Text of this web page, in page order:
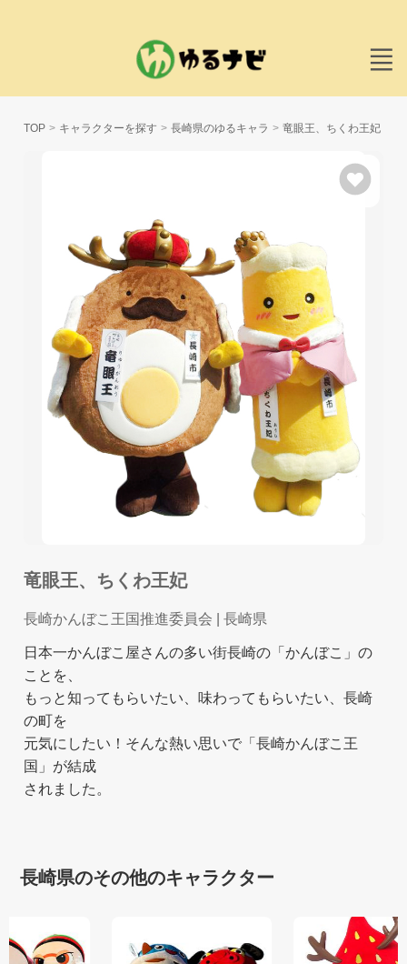
TOP キャラクターを探す 長崎県のゆるキャラ 竜眼王、ちくわ王妃
竜眼王、ちくわ王妃
長崎かんぼこ王国推進委員会 | 長崎県
日本一かんぼこ屋さんの多い街長崎の「かんぼこ」の
ことを、
もっと知ってもらいたい、味わってもらいたい、長崎
の町を
元気にしたい！そんな熱い思いで「長崎かんぼこ王
国」が結成
されました。
長崎県のその他のキャラクター